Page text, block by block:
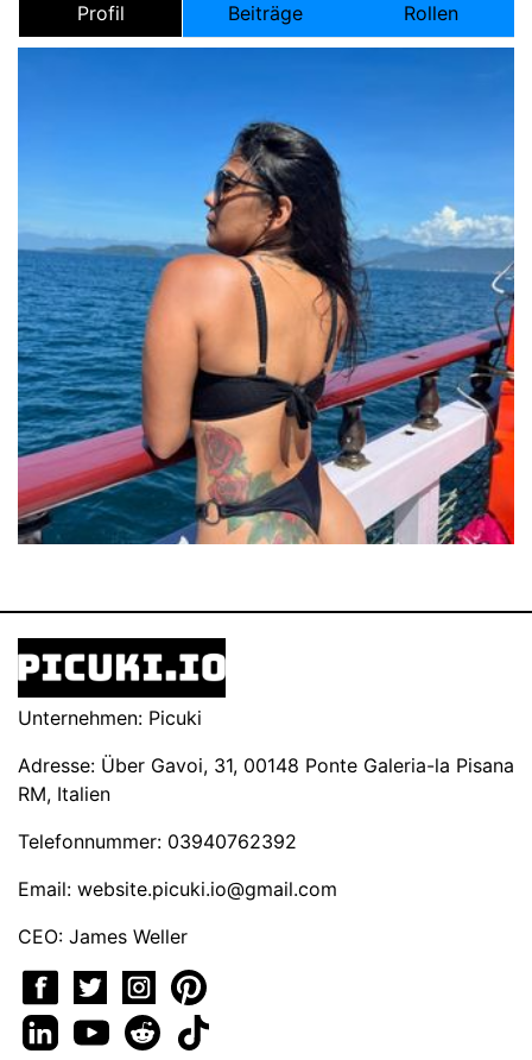
Profil Beiträge Rollen
Unternehmen: Picuki
Adresse: Über Gavoi, 31, 00148 Ponte Galeria-la Pisana
RM, Italien
Telefonnummer: 03940762392
Email: website.picuki.io@gmail.com
CEO: James Weller